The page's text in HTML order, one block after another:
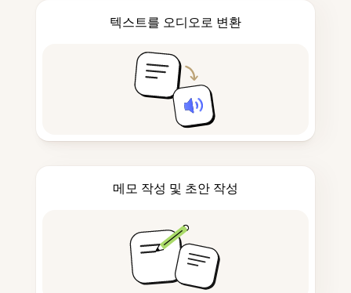
텍스트를 오디오로 변환
메모 작성 및 초안 작성